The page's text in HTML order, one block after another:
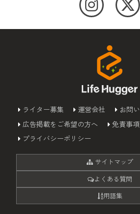
ライター募集 運営会社
お問
広告掲載をご希望の方へ
免責事項
プライバシーポリシー
サイトマップ
よくある質問
用語集